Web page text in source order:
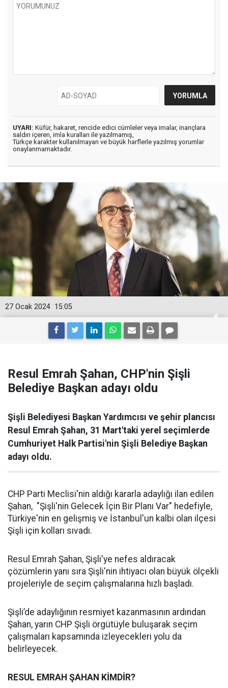
UYARI: Küfür, hakaret, rencide edici cümleler veya imalar, inançlara
saldırı içeren, imla kuralları ile yazılmamış,
Türkçe karakter kullanılmayan ve büyük harflerle yazılmış yorumlar
onaylanmamaktadır.
15:05
27 Ocak 2024
Resul Emrah Şahan, CHP'nin Şişli
Belediye Başkan adayı oldu
Şişli Belediyesi Başkan Yardımcısı ve şehir plancısı
Resul Emrah Şahan, 31 Mart'taki yerel seçimlerde
Cumhuriyet Halk Partisi'nin Şişli Belediye Başkan
adayı oldu.
CHP Parti Meclisi'nin aldığı kararla adaylığı ilan edilen
Şahan, "Şişli'nin Gelecek İçin Bir Planı Var" hedefiyle,
Türkiye'nin en gelişmiş ve İstanbul'un kalbi olan ilçesi
Şişli için kolları sıvadı.
Resul Emrah Şahan, Şişli'ye nefes aldıracak
çözümlerin yanı sıra Şişli'nin ihtiyacı olan büyük ölçekli
projeleriyle de seçim çalışmalarına hızlı başladı.
Şişli’de adaylığının resmiyet kazanmasının ardından
Şahan, yarın CHP Şişli örgütüyle buluşarak seçim
çalışmaları kapsamında izleyecekleri yolu da
belirleyecek.
RESUL EMRAH ŞAHAN KİMDİR?